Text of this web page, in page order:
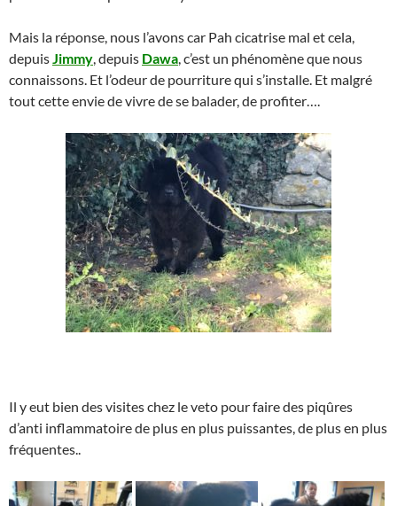
Mais la réponse, nous l’avons car Pah cicatrise mal et cela,
depuisJimmy, depuis Dawa, c’est un phénomène que nous
connaissons. Et l’odeur de pourriture qui s’installe. Et malgré
tout cette envie de vivre de se balader, de profiter….
Il y eut bien des visites chez le veto pour faire des piqûres
d’anti inflammatoire de plus en plus puissantes, de plus en plus
fréquentes..